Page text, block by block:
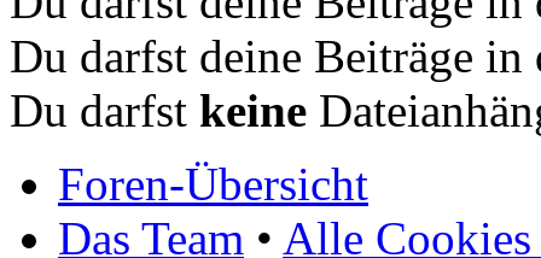
Du darfst deine Beiträge
Du darfst keine
Foren-Übersicht
Das Team • Alle Cookies